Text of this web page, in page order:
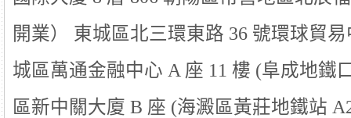
開業） 東城區北三環東路 36 號環球貿易
城區萬通金融中心 A 座 11 樓 (阜成地鐵
區新中關大廈 B 座 (海澱區黃莊地鐵站